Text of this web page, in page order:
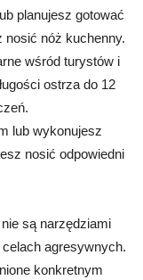
planujesz gotować
nóż kuchenny.
wśród turystów i
ostrza do 12
lub wykonujesz
nosić odpowiedni
są narzędziami
agresywnych.
konkretnym